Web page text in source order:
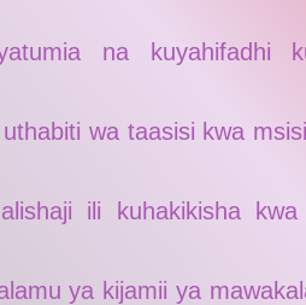
na kuyahifadhi
wa taasisi kwa
ili kuhakikisha
ya kijamii ya